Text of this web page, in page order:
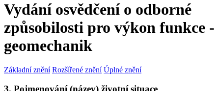
Vydání osvědčení o odborné
způsobilosti pro výkon funkce -
geomechanik
Základní znění Rozšířené znění Úplné znění
3. Pojmenování (název) životní situace